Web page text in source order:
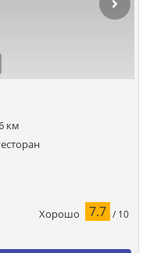
км
Хорошо 7.7 / 10